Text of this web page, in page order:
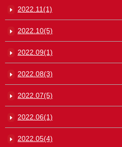
2022.11(1)
2022.10(5)
2022.09(1)
2022.08(3)
2022.07(5)
2022.06(1)
2022.05(4)